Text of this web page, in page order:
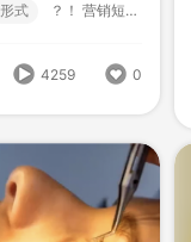
222403320003 形式
2041
形式 ？！ 营销短视频; 中级款; 超声炮; 医美...
4259 0